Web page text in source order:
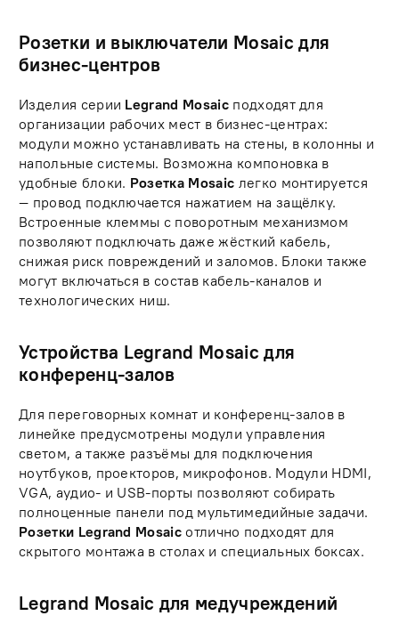
Розетки и выключатели Mosaic для
бизнес-центров
Изделия серии Legrand Mosaicподходят для
организации рабочих мест в бизнес-центрах:
модули можно устанавливать на стены, в колонны и
напольные системы. Возможна компоновка в
удобные блоки. Розетка Mosaic легко монтируется
— провод подключается нажатием на защёлку.
Встроенные клеммы с поворотным механизмом
позволяют подключать даже жёсткий кабель,
снижая риск повреждений и заломов. Блоки также
могут включаться в состав кабель-каналов и
технологических ниш.
Устройства Legrand Mosaic для
конференц-залов
Для переговорных комнат и конференц-залов в
линейке предусмотрены модули управления
светом, а также разъёмы для подключения
ноутбуков, проекторов, микрофонов. Модули HDMI,
VGA, аудио- и USB-порты позволяют собирать
полноценные панели под мультимедийные задачи.
Розетки Legrand Mosaic отлично подходят для
скрытого монтажа в столах и специальных боксах.
Legrand Mosaic для медучреждений